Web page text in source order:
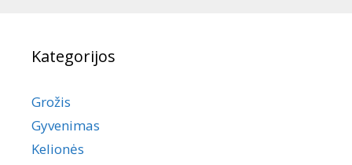
Kategorijos
Grožis
Gyvenimas
Kelionės